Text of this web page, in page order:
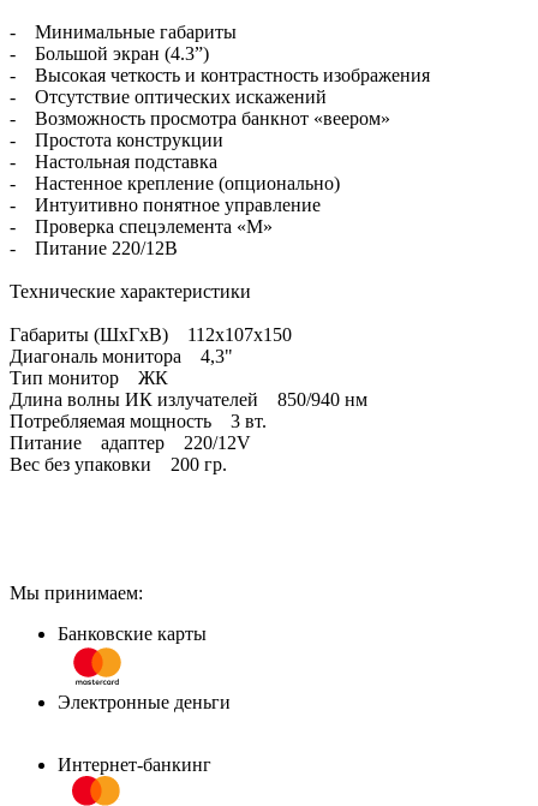
- Минимальные габариты
- Большой экран (4.3”)
- Высокая четкость и контрастность изображения
- Отсутствие оптических искажений
- Возможность просмотра банкнот «веером»
- Простота конструкции
- Настольная подставка
- Настенное крепление (опционально)
- Интуитивно понятное управление
- Проверка спецэлемента «М»
- Питание 220/12В
Технические характеристики
Габариты (ШхГхВ) 112х107х150
Диагональ монитора 4,3"
Тип монитор ЖК
Длина волны ИК излучателей 850/940 нм
Потребляемая мощность 3 вт.
Питание адаптер 220/12V
Вес без упаковки 200 гр.
Мы принимаем:
Банковские карты
Электронные деньги
Интернет-банкинг